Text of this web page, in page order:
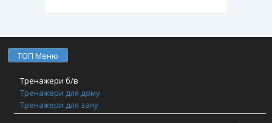
ТОП Меню
Тренажери б/в
Тренажери для дому
Тренажери для залу
Фітнес обладнання